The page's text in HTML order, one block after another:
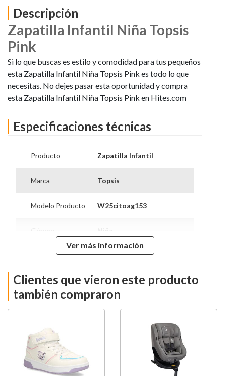
Descripción
Zapatilla Infantil Niña Topsis
Pink
Si lo que buscas es estilo y comodidad para tus pequeños
esta Zapatilla Infantil Niña Topsis Pink es todo lo que
necesitas. No dejes pasar esta oportunidad y compra
esta Zapatilla Infantil Niña Topsis Pink en Hites.com
Especificaciones técnicas
Producto Zapatilla Infantil
Marca Topsis
Modelo Producto W25citoag153
W25citoag153
Caña Media
Forro
Suela
Ver más información
Clientes que vieron este producto
también compraron